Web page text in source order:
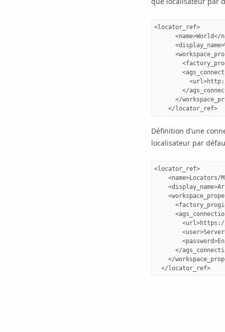
<locator_ref>
<name>World</
</
</
    </locator_ref>
Définition d’une
localisateur par
<locator_ref>
<name>Locators/
</
</
  </locator_ref>